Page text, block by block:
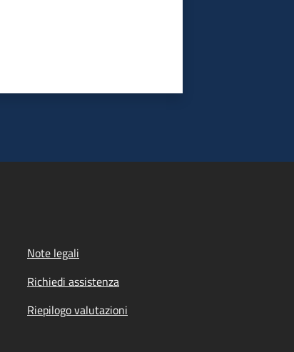
Note legali
Richiedi assistenza
Riepilogo valutazioni